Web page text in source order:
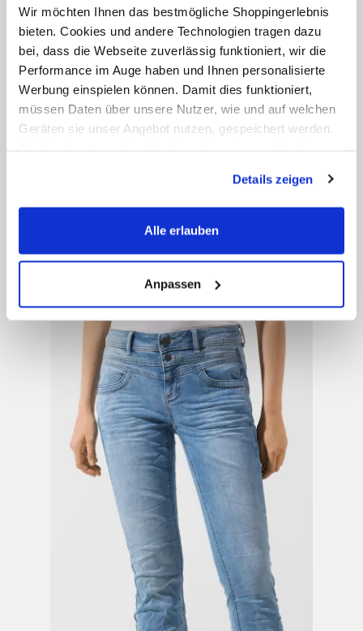
Wir möchten Ihnen das bestmögliche Shoppingerlebnis
bieten. Cookies und andere Technologien tragen dazu
bei, dass die Webseite zuverlässig funktioniert, wir die
Performance im Auge haben und Ihnen personalisierte
Werbung einspielen können. Damit dies funktioniert,
müssen Daten über unsere Nutzer, wie und auf welchen
Geräten sie unser Angebot nutzen, gespeichert werden.
werden, werden bei der Nutzung der Webseite auf jeden
Fall gesetzt. Cookies von Drittanbietern für Analyse- oder
Trackingzwecke werden nur dann aktiviert, wenn Sie das
erlauben" bzw. "Alle erlauben" klicken. Mehr dazu
(einschließlich der Möglichkeit, die Einwilligungserklärung
zu ändern oder zu widerrufen) erfahren Sie in unserem
Cookie-Hinweisbzw. derDatenschutzerklärung.
Details zeigen
Alle erlauben
Anpassen